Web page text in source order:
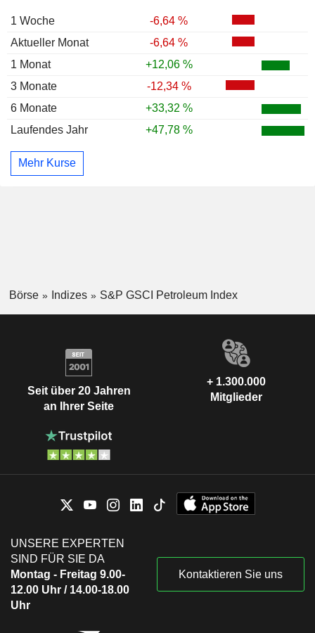
1 Woche
-6,64 %
Aktueller Monat
-6,64 %
1 Monat
+12,06 %
3 Monate
-12,34 %
6 Monate
+33,32 %
Laufendes Jahr
+47,78 %
Mehr Kurse
Börse Indizes S&P GSCI Petroleum Index
Seit über 20 Jahren
an Ihrer Seite
+ 1.300.000
Mitglieder
UNSERE EXPERTEN
SIND FÜR SIE DA
Montag - Freitag 9.00-
12.00 Uhr / 14.00-18.00
Uhr
Kontaktieren Sie uns